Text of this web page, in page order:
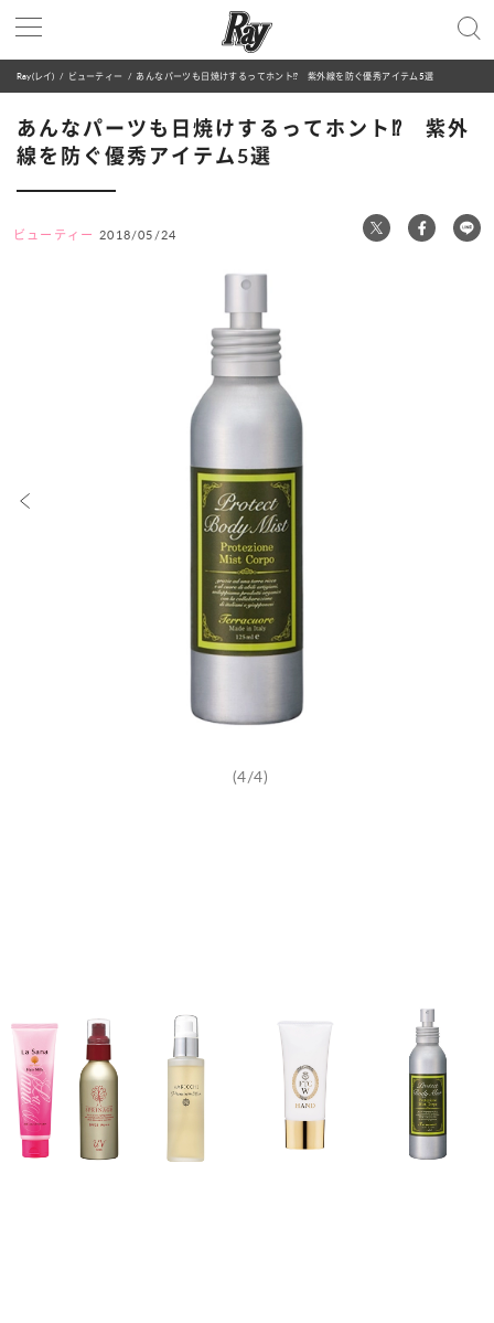
Ray(レイ) ビューティー あんなパーツも日焼けするってホント⁉ 紫外線を防ぐ優秀アイテム5選
あんなパーツも日焼けするってホント⁉ 紫外
線を防ぐ優秀アイテム5選
ビューティー 2018/05/24
(4/4)